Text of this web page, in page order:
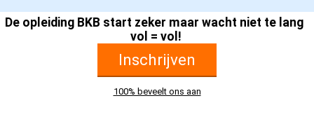
De opleiding BKB start zeker maar wacht niet te lang
vol = vol!
Inschrijven
100% beveelt ons aan